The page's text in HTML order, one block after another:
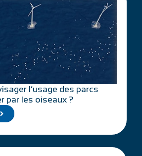
l’usage des parcs
par les oiseaux ?